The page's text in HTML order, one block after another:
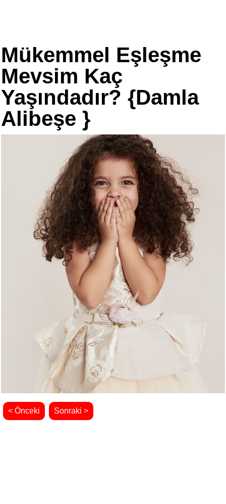
Mükemmel Eşleşme
Mevsim Kaç
Yaşındadır? {Damla
Alibeşe }
< Önceki Sonraki >